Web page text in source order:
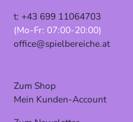
t: +43 699 11064703
(Mo-Fr: 07:00-20:00)
office@spielbereiche.at
Zum Shop
Mein Kunden-Account